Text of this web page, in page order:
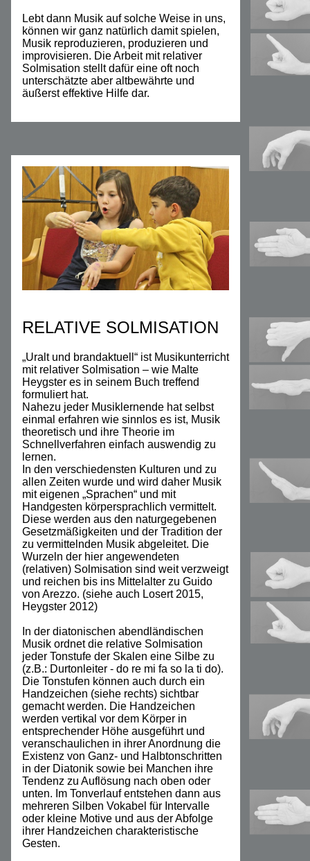
Lebt dann Musik auf solche Weise in uns,
können wir ganz natürlich damit spielen,
Musik reproduzieren, produzieren und
improvisieren. Die Arbeit mit relativer
Solmisation stellt dafür eine oft noch
unterschätzte aber altbewährte und
äußerst effektive Hilfe dar.
RELATIVE SOLMISATION
„Uralt und brandaktuell“ ist Musikunterricht
mit relativer Solmisation – wie Malte
Heygster es in seinem Buch treffend
formuliert hat.
Nahezu jeder Musiklernende hat selbst
einmal erfahren wie sinnlos es ist, Musik
theoretisch und ihre Theorie im
Schnellverfahren einfach auswendig zu
lernen.
In den verschiedensten Kulturen und zu
allen Zeiten wurde und wird daher Musik
mit eigenen „Sprachen“ und mit
Handgesten körpersprachlich vermittelt.
Diese werden aus den naturgegebenen
Gesetzmäßigkeiten und der Tradition der
zu vermittelnden Musik abgeleitet. Die
Wurzeln der hier angewendeten
(relativen) Solmisation sind weit verzweigt
und reichen bis ins Mittelalter zu Guido
von Arezzo. (siehe auch Losert 2015,
Heygster 2012)
In der diatonischen abendländischen
Musik ordnet die relative Solmisation
jeder Tonstufe der Skalen eine Silbe zu
(z.B.: Durtonleiter - do re mi fa so la ti do).
Die Tonstufen können auch durch ein
Handzeichen (siehe rechts) sichtbar
gemacht werden. Die Handzeichen
werden vertikal vor dem Körper in
entsprechender Höhe ausgeführt und
veranschaulichen in ihrer Anordnung die
Existenz von Ganz- und Halbtonschritten
in der Diatonik sowie bei Manchen ihre
Tendenz zu Auflösung nach oben oder
unten. Im Tonverlauf entstehen dann aus
mehreren Silben Vokabel für Intervalle
oder kleine Motive und aus der Abfolge
ihrer Handzeichen charakteristische
Gesten.